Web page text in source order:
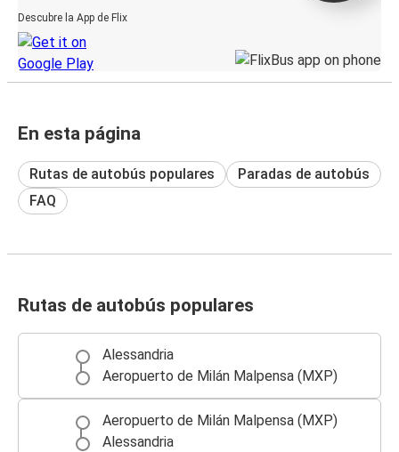
Descubre la App de Flix
En esta página
Rutas de autobús populares
Paradas de autobús
FAQ
Rutas de autobús populares
Alessandria
Aeropuerto de Milán Malpensa (MXP)
Aeropuerto de Milán Malpensa (MXP)
Alessandria